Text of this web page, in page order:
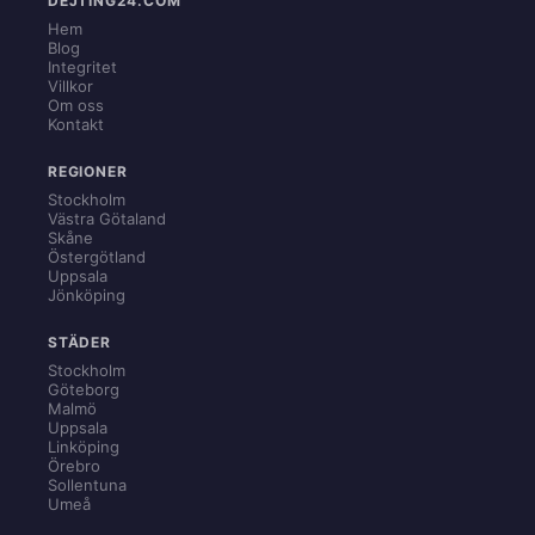
Hem
Blog
Integritet
Villkor
Om oss
Kontakt
REGIONER
Stockholm
Västra Götaland
Skåne
Östergötland
Uppsala
Jönköping
STÄDER
Stockholm
Göteborg
Malmö
Uppsala
Linköping
Örebro
Sollentuna
Umeå